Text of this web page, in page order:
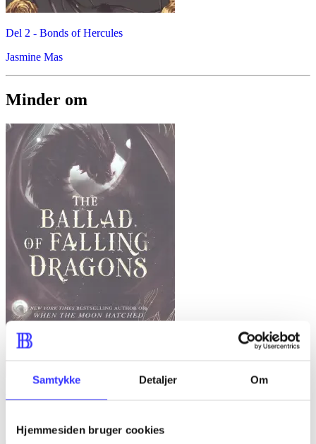
Samtykke Detaljer Om
Hjemmesiden bruger cookies
Del 2 - Bonds of Hercules
Jasmine Mas
Minder om
The ballad of falling dragons